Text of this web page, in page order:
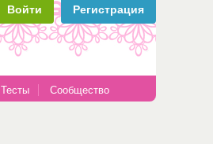
Войти Регистрация
Тесты Сообщество